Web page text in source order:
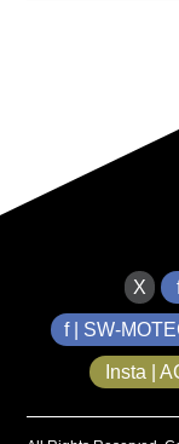
X
f | SW-
Insta |